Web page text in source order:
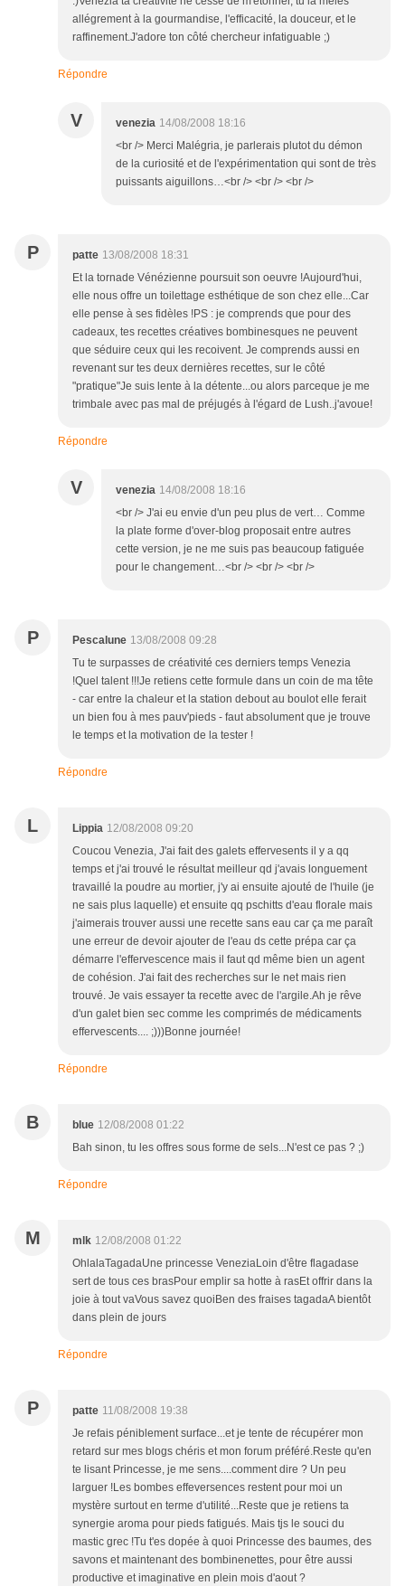
allégrement à la gourmandise, l'efficacité, la douceur, et le
raffinement.J'adore ton côté chercheur infatiguable ;)
Répondre
V venezia 14/08/2008 18:16
<br /> Merci Malégria, je parlerais plutot du démon
de la curiosité et de l'expérimentation qui sont de très
puissants aiguillons…<br /> <br /> <br />
P patte 13/08/2008 18:31
Et la tornade Vénézienne poursuit son oeuvre !Aujourd'hui,
elle nous offre un toilettage esthétique de son chez elle...Car
elle pense à ses fidèles !PS : je comprends que pour des
cadeaux, tes recettes créatives bombinesques ne peuvent
que séduire ceux qui les recoivent. Je comprends aussi en
revenant sur tes deux dernières recettes, sur le côté
"pratique"Je suis lente à la détente...ou alors parceque je me
trimbale avec pas mal de préjugés à l'égard de Lush..j'avoue!
Répondre
V venezia 14/08/2008 18:16
<br /> J'ai eu envie d'un peu plus de vert… Comme
la plate forme d'over-blog proposait entre autres
cette version, je ne me suis pas beaucoup fatiguée
pour le changement…<br /> <br /> <br />
P Pescalune 13/08/2008 09:28
Tu te surpasses de créativité ces derniers temps Venezia
!Quel talent !!!Je retiens cette formule dans un coin de ma tête
- car entre la chaleur et la station debout au boulot elle ferait
un bien fou à mes pauv'pieds - faut absolument que je trouve
le temps et la motivation de la tester !
Répondre
L Lippia 12/08/2008 09:20
Coucou Venezia, J'ai fait des galets effervesents il y a qq
temps et j'ai trouvé le résultat meilleur qd j'avais longuement
travaillé la poudre au mortier, j'y ai ensuite ajouté de l'huile (je
ne sais plus laquelle) et ensuite qq pschitts d'eau florale mais
j'aimerais trouver aussi une recette sans eau car ça me paraît
une erreur de devoir ajouter de l'eau ds cette prépa car ça
démarre l'effervescence mais il faut qd même bien un agent
de cohésion. J'ai fait des recherches sur le net mais rien
trouvé. Je vais essayer ta recette avec de l'argile.Ah je rêve
d'un galet bien sec comme les comprimés de médicaments
effervescents.... ;)))Bonne journée!
Répondre
B blue 12/08/2008 01:22
Bah sinon, tu les offres sous forme de sels...N'est ce pas ? ;)
Répondre
M mlk 12/08/2008 01:22
OhlalaTagadaUne princesse VeneziaLoin d'être flagadase
sert de tous ces brasPour emplir sa hotte à rasEt offrir dans la
joie à tout vaVous savez quoiBen des fraises tagadaA bientôt
dans plein de jours
Répondre
P patte 11/08/2008 19:38
Je refais péniblement surface...et je tente de récupérer mon
retard sur mes blogs chéris et mon forum préféré.Reste qu'en
te lisant Princesse, je me sens....comment dire ? Un peu
larguer !Les bombes effeversences restent pour moi un
mystère surtout en terme d'utilité...Reste que je retiens ta
synergie aroma pour pieds fatigués. Mais tjs le souci du
mastic grec !Tu t'es dopée à quoi Princesse des baumes, des
savons et maintenant des bombinenettes, pour être aussi
productive et imaginative en plein mois d'aout ?